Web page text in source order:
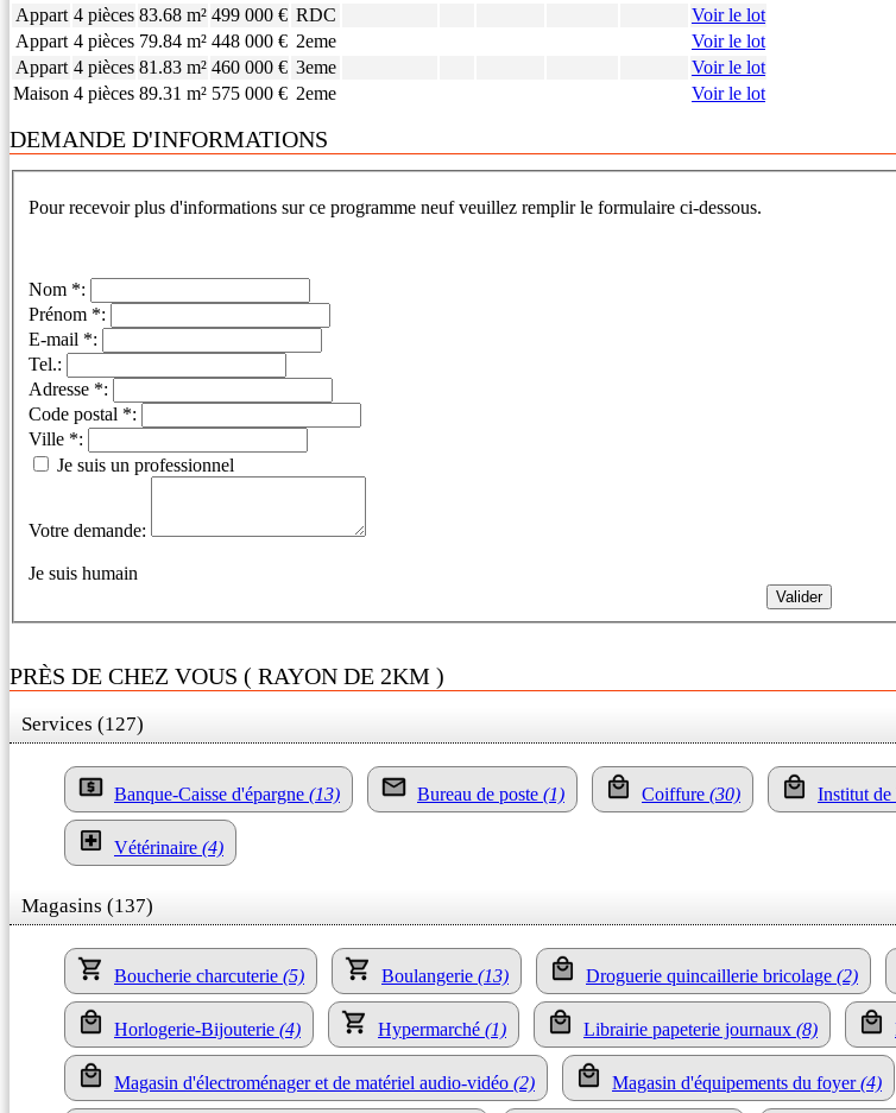
Appart 4 pièces 83.68 m² 499 000 € RDC
Voir le lot
Appart 4 pièces 79.84 m² 448 000 € 2eme
Voir le lot
Appart 4 pièces 81.83 m² 460 000 € 3eme
Voir le lot
Maison 4 pièces 89.31 m² 575 000 € 2eme Voir le lot
DEMANDE D'INFORMATIONS
Pour recevoir plus d'informations sur ce programme neuf veuillez remplir le formulaire ci-dessous.
Nom *:
Prénom *:
E-mail *:
Tel.:
Adresse *:
Code postal *:
Ville *:
Je suis un professionnel
Votre demande:
Je suis humain
PRÈS DE CHEZ VOUS ( RAYON DE 2KM )
Services (127)
Banque-Caisse d'épargne (13) Bureau de poste (1) Coiffure (30) Institut de
Vétérinaire (4)
Magasins (137)
Boucherie charcuterie (5) Boulangerie (13) Droguerie quincaillerie bricolage (2)
Horlogerie-Bijouterie (4) Hypermarché (1) Librairie papeterie journaux (8)
Magasin d'électroménager et de matériel audio-vidéo (2) Magasin d'équipements du foyer(4)